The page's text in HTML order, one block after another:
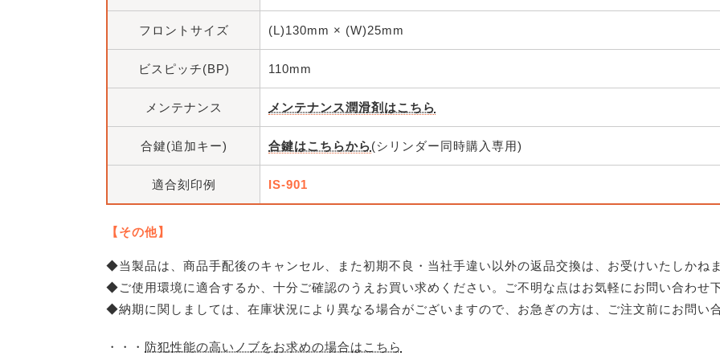
フロントサイズ (L)130mm × (W)25mm
ビスピッチ(BP) 110mm
メンテナンス メンテナンス潤滑剤はこちら
合鍵(追加キー) 合鍵はこちらから(シリンダー同時購入専用)
適合刻印例 IS-901
【その他】
◆当製品は、商品手配後のキャンセル、また初期不良・当社手違い以外の返品交換は、お受けいたしかねま
◆ご使用環境に適合するか、十分ご確認のうえお買い求めください。ご不明な点はお気軽にお問い合わせ下
◆納期に関しましては、在庫状況により異なる場合がございますので、お急ぎの方は、ご注文前にお問い
・・・ 防犯性能の高いノブをお求めの場合はこちら